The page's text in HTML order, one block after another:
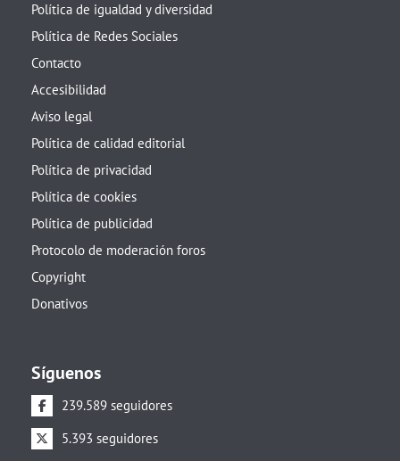
Política de igualdad y diversidad
Política de Redes Sociales
Contacto
Accesibilidad
Aviso legal
Política de calidad editorial
Política de privacidad
Política de cookies
Política de publicidad
Protocolo de moderación foros
Copyright
Donativos
Síguenos
239.589 seguidores
5.393 seguidores